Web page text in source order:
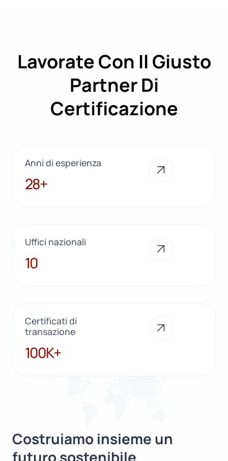
Lavorate Con Il Giusto
Partner Di
Certificazione
Anni di esperienza
28+
28+
Uffici nazionali
10
10
Certificati di
transazione
100K+
100K+
Costruiamo insieme un
futuro sostenibile